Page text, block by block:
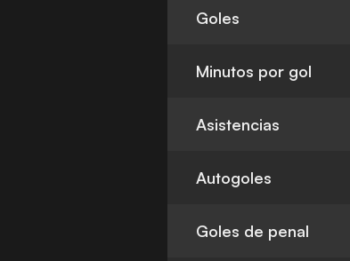
Goles
Minutos por gol
Asistencias
Autogoles
Goles de penal